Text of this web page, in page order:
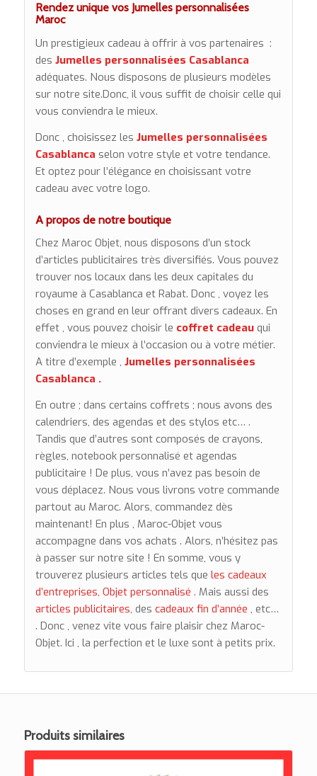
Rendez unique vos Jumelles personnalisées
Maroc
Un prestigieux cadeau à offrir à vos partenaires :
des Jumelles personnalisées Casablanca
adéquates. Nous disposons de plusieurs modèles
sur notre site.Donc, il vous suffit de choisir celle qui
vous conviendra le mieux.
Donc , choisissez les Jumelles personnalisées
Casablanca selon votre style et votre tendance.
Et optez pour l’élégance en choisissant votre
cadeau avec votre logo.
A propos de notre boutique
Chez Maroc Objet, nous disposons d’un stock
d’articles publicitaires très diversifiés. Vous pouvez
trouver nos locaux dans les deux capitales du
royaume à Casablanca et Rabat. Donc , voyez les
choses en grand en leur offrant divers cadeaux. En
effet , vous pouvez choisir le coffret cadeauqui
conviendra le mieux à l’occasion ou à votre métier.
A titre d’exemple , Jumelles personnalisées
Casablanca .
En outre ; dans certains coffrets ; nous avons des
calendriers, des agendas et des stylos etc… .
Tandis que d’autres sont composés de crayons,
règles, notebook personnalisé et agendas
publicitaire ! De plus, vous n’avez pas besoin de
vous déplacez. Nous vous livrons votre commande
partout au Maroc. Alors, commandez dès
maintenant! En plus , Maroc-Objet vous
accompagne dans vos achats . Alors, n’hésitez pas
à passer sur notre site ! En somme, vous y
trouverez plusieurs articles tels que les cadeaux
d’entreprises, Objet personnalisé . Mais aussi des
articles publicitaires, des cadeaux fin d’année , etc…
. Donc , venez vite vous faire plaisir chez Maroc-
Objet. Ici , la perfection et le luxe sont à petits prix.
Produits similaires